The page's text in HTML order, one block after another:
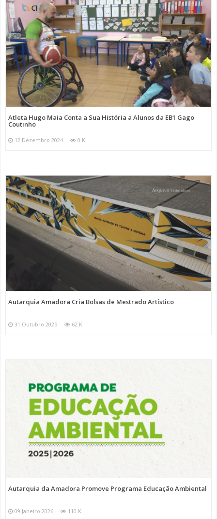
Atleta Hugo Maia Conta a Sua História a Alunos da EB1 Gago
Coutinho
12 Dezembro 2024 0 K
Autarquia Amadora Cria Bolsas de Mestrado Artístico
31 Outubro 2025 62 K
Autarquia da Amadora Promove Programa Educação Ambiental
09 Janeiro 2026 110 K